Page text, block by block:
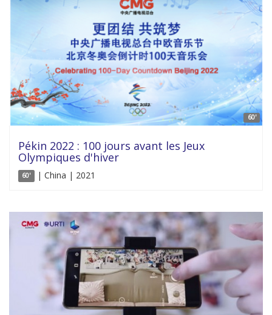
60'
Pékin 2022 : 100 jours avant les Jeux
Olympiques d'hiver
60' | China | 2021